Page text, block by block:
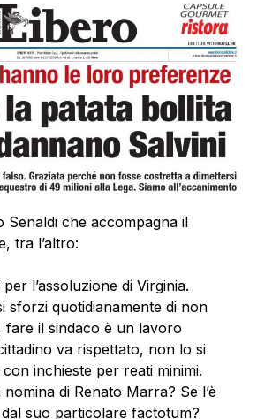
Senaldi che accompagna il
tra l’altro:
l’assoluzione di Virginia.
sforzi quotidianamente di non
fare il sindaco è un lavoro
va rispettato, non lo si
inchieste per reati minimi.
di Renato Marra? Se l’è
suo particolare factotum?